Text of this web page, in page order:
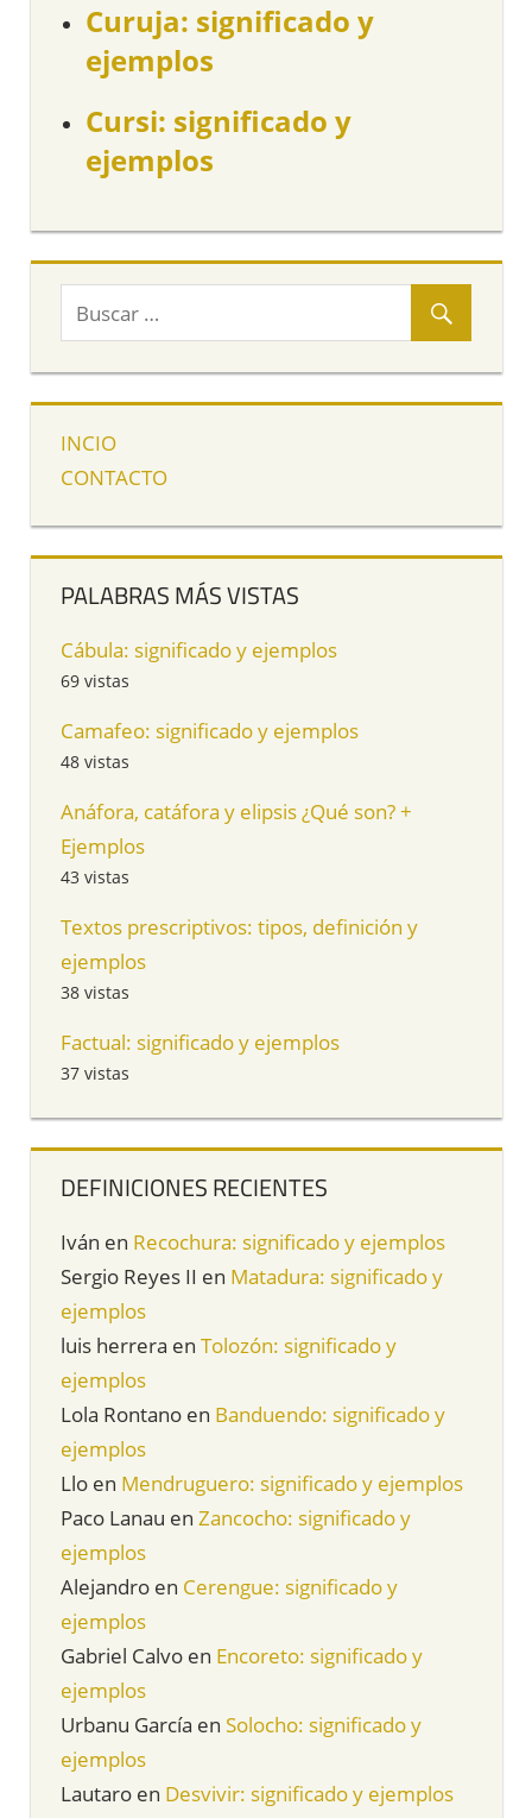
Curuja: significado y
ejemplos
Cursi: significado y
ejemplos
INCIO
CONTACTO
PALABRAS MÁS VISTAS
Cábula: significado y ejemplos
69 vistas
Camafeo: significado y ejemplos
48 vistas
Anáfora, catáfora y elipsis ¿Qué son? +
Ejemplos
43 vistas
Textos prescriptivos: tipos, definición y
ejemplos
38 vistas
Factual: significado y ejemplos
37 vistas
DEFINICIONES RECIENTES
Iván en Recochura: significado y ejemplos
Sergio Reyes II en Matadura: significado y
ejemplos
luis herrera en Tolozón: significado y
ejemplos
Lola Rontano en Banduendo: significado y
ejemplos
Llo en Mendruguero: significado y ejemplos
Paco Lanau en Zancocho: significado y
ejemplos
Alejandro en Cerengue: significado y
ejemplos
Gabriel Calvo en Encoreto: significado y
ejemplos
Urbanu García en Solocho: significado y
ejemplos
Lautaro en Desvivir: significado y ejemplos